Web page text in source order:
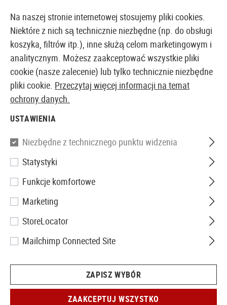
EUROPEJSKI AIRSOFT SKLEP I HURTOWNIA
Strona główna
Nie znaleziono żadnych produktów.
SZYBKA WYSYŁKA
BEZPŁATNIEWYSYŁKAZ KOSZYKA 299,00 €
Na naszej stronie internetowej stosujemy pliki cookies.
Niektóre z nich są technicznie niezbędne (np. do obsługi
koszyka, filtrów itp.), inne służą celom marketingowym i
analitycznym. Możesz zaakceptować wszystkie pliki
cookie (nasze zalecenie) lub tylko technicznie niezbędne
pliki cookie. Przeczytaj więcej informacji na temat
ochrony danych.
USTAWIENIA
Niezbędne z technicznego punktu widzenia
Statystyki
Funkcje komfortowe
Marketing
StoreLocator
Mailchimp Connected Site
ZAPISZ WYBÓR
ZAAKCEPTUJ WSZYSTKO